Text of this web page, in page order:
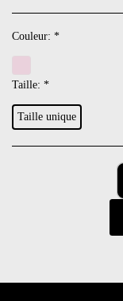
Couleur: *
Taille: *
Taille unique